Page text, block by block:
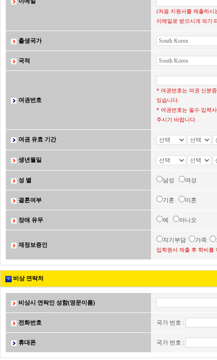
(처음 지원서를 제출하시
이메일로 받으시게 되기
출생국가
국적
여권번호
* 여권번호는 여권 신분
있습니다.
* 여권번호는 필수 입력
주시기 바랍니다.
여권 유효 기간
생년월일
성 별 남성 여성
결혼여부 기혼 미혼
장애 유무 예 아니오
재정보증인
자기부담 가족
입학원서 제출 후 학비를
비상 연락처
비상시 연락인 성함(영문이름)
전화번호 국가 번호 :
휴대폰 국가 번호 :